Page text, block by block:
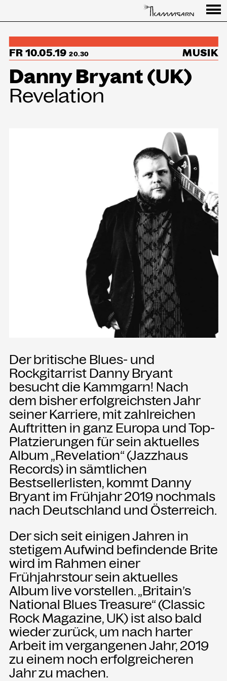
Programm
↳Summer Sessions
Besuch
Ausstellungen
Rückschau
Kammgarn Kulturwerkstatt
6971 Hard am Bodensee
Österreich
Büro Öffnungszeiten:
Mo-Fr von 9-12
+43 5574 82731
office@kammgarn.at
NEWSLETTER
Einmal wöchentlich informieren wir
über aktuelle Events in der
Kammgarn. Jetzt anmelden und
nichts mehr verpassen.
ANMELDEN
FR 10.05.19 20.30 MUSIK
Danny Bryant (UK)
Revelation
Der britische Blues- und
Rockgitarrist Danny Bryant
besucht die Kammgarn! Nach
dem bisher erfolgreichsten Jahr
seiner Karriere, mit zahlreichen
Auftritten in ganz Europa und Top-
Platzierungen für sein aktuelles
Album „Revelation“ (Jazzhaus
Records) in sämtlichen
Bestsellerlisten, kommt Danny
Bryant im Frühjahr 2019 nochmals
nach Deutschland und Österreich.
Der sich seit einigen Jahren in
stetigem Aufwind befindende Brite
wird im Rahmen einer
Frühjahrstour sein aktuelles
Album live vorstellen. „Britain’s
National Blues Treasure“ (Classic
Rock Magazine, UK) ist also bald
wieder zurück, um nach harter
Arbeit im vergangenen Jahr, 2019
zu einem noch erfolgreicheren
Jahr zu machen.